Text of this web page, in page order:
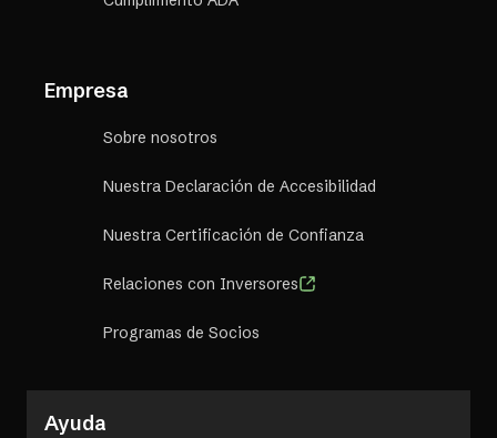
Empresa
Sobre nosotros
Nuestra Declaración de Accesibilidad
Nuestra Certificación de Confianza
Relaciones con Inversores
Programas de Socios
Ayuda